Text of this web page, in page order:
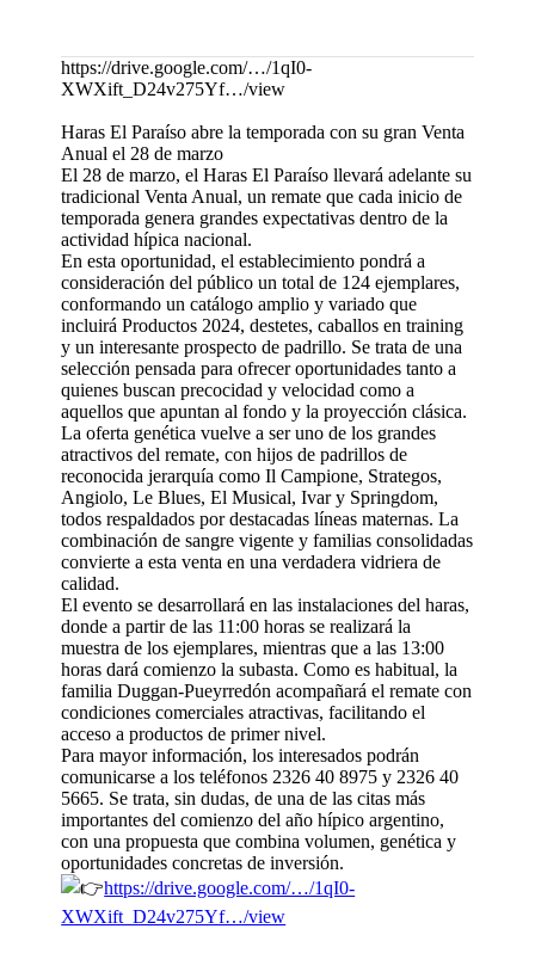
https://drive.google.com/…/1qI0-
XWXift_D24v275Yf…/view
Haras El Paraíso abre la temporada con su gran Venta
Anual el 28 de marzo
El 28 de marzo, el Haras El Paraíso llevará adelante su
tradicional Venta Anual, un remate que cada inicio de
temporada genera grandes expectativas dentro de la
actividad hípica nacional.
En esta oportunidad, el establecimiento pondrá a
consideración del público un total de 124 ejemplares,
conformando un catálogo amplio y variado que
incluirá Productos 2024, destetes, caballos en training
y un interesante prospecto de padrillo. Se trata de una
selección pensada para ofrecer oportunidades tanto a
quienes buscan precocidad y velocidad como a
aquellos que apuntan al fondo y la proyección clásica.
La oferta genética vuelve a ser uno de los grandes
atractivos del remate, con hijos de padrillos de
reconocida jerarquía como Il Campione, Strategos,
Angiolo, Le Blues, El Musical, Ivar y Springdom,
todos respaldados por destacadas líneas maternas. La
combinación de sangre vigente y familias consolidadas
convierte a esta venta en una verdadera vidriera de
calidad.
El evento se desarrollará en las instalaciones del haras,
donde a partir de las 11:00 horas se realizará la
muestra de los ejemplares, mientras que a las 13:00
horas dará comienzo la subasta. Como es habitual, la
familia Duggan-Pueyrredón acompañará el remate con
condiciones comerciales atractivas, facilitando el
acceso a productos de primer nivel.
Para mayor información, los interesados podrán
comunicarse a los teléfonos 2326 40 8975 y 2326 40
5665. Se trata, sin dudas, de una de las citas más
importantes del comienzo del año hípico argentino,
con una propuesta que combina volumen, genética y
oportunidades concretas de inversión.
https://drive.google.com/…/1qI0-
XWXift_D24v275Yf…/view